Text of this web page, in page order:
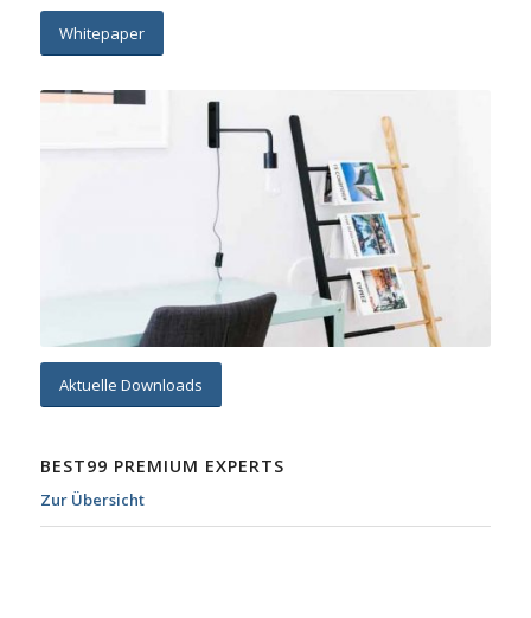
Whitepaper
Aktuelle Downloads
BEST99 PREMIUM EXPERTS
Zur Übersicht